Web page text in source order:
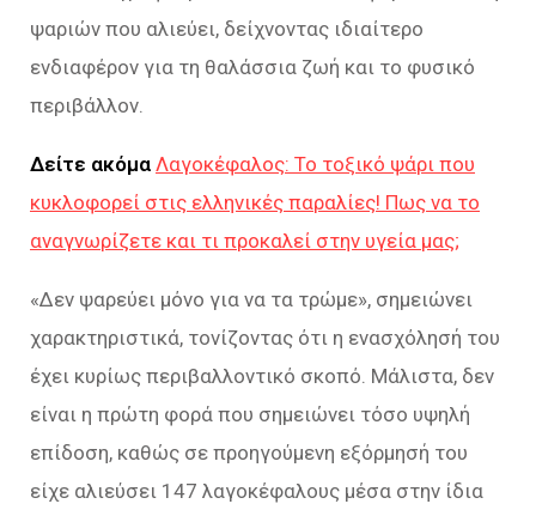
ψαριών που αλιεύει, δείχνοντας ιδιαίτερο
ενδιαφέρον για τη θαλάσσια ζωή και το φυσικό
περιβάλλον.
Δείτε ακόμα Λαγοκέφαλος: Το τοξικό ψάρι που
κυκλοφορεί στις ελληνικές παραλίες! Πως να το
αναγνωρίζετε και τι προκαλεί στην υγεία μας;
«Δεν ψαρεύει μόνο για να τα τρώμε», σημειώνει
χαρακτηριστικά, τονίζοντας ότι η ενασχόλησή του
έχει κυρίως περιβαλλοντικό σκοπό. Μάλιστα, δεν
είναι η πρώτη φορά που σημειώνει τόσο υψηλή
επίδοση, καθώς σε προηγούμενη εξόρμησή του
είχε αλιεύσει 147 λαγοκέφαλους μέσα στην ίδια